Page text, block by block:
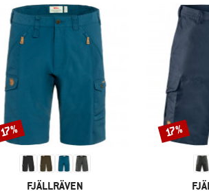
MARKE
FJÄLLRÄVEN
Rabatt
17%